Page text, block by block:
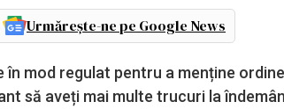
Urmărește-ne pe Google News
mod regulat pentru a menține
să aveți mai multe trucuri la